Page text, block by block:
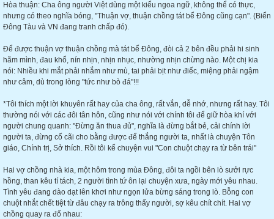
Hòa thuận: Cha ông người Việt dùng một kiểu ngoa ngữ, không thể có thực,
nhưng có theo nghĩa bóng, "Thuận vợ, thuận chồng tát bể Đông cũng cạn". (Biển
Đông Tàu và VN đang tranh chấp đó).
Để được thuận vợ thuận chồng mà tát bể Đông, đòi cả 2 bên đều phải hi sinh
hãm mình, đau khổ, nín nhịn, nhịn nhục, nhường nhịn chừng nào. Một chị kia
nói: Nhiều khi mắt phải nhắm như mù, tai phải bịt như điếc, miệng phải ngậm
như câm, dù trong lòng "tức như bò đá"!!!
*Tôi thích một lời khuyên rất hay của cha ông, rất vắn, dễ nhớ, nhưng rất hay. Tôi
thường nói với các đôi tân hôn, cũng như nói với chính tôi để giữ hòa khí với
người chung quanh: "Đừng ăn thua đủ", nghĩa là đừng bắt bẻ, cải chính lời
người ta, đừng cố cãi cho bằng được để thắng người ta, nhất là chuyện Tôn
giáo, Chính trị, Sở thích. Rồi tôi kể chuyện vui "Con chuột chạy ra từ bên trái"
Hai vợ chồng nhà kia, một hôm trong mùa Đông, đôi ta ngồi bên lò sưởi rực
hồng, than kêu tí tách, 2 người tình tứ ôn lại chuyện xưa, ngày mới yêu nhau.
Tình yêu đang dào dạt lên khơi như ngọn lửa bừng sáng trong lò. Bỗng con
chuột nhắt chết tiệt từ đâu chạy ra trông thấy người, sợ kêu chít chít. Hai vợ
chồng quay ra đố nhau: